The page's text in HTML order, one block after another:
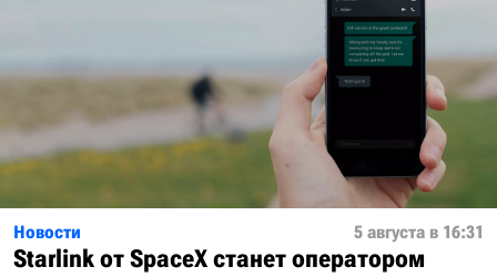
Новости 5 августа в 16:31
Starlink от SpaceX станет оператором